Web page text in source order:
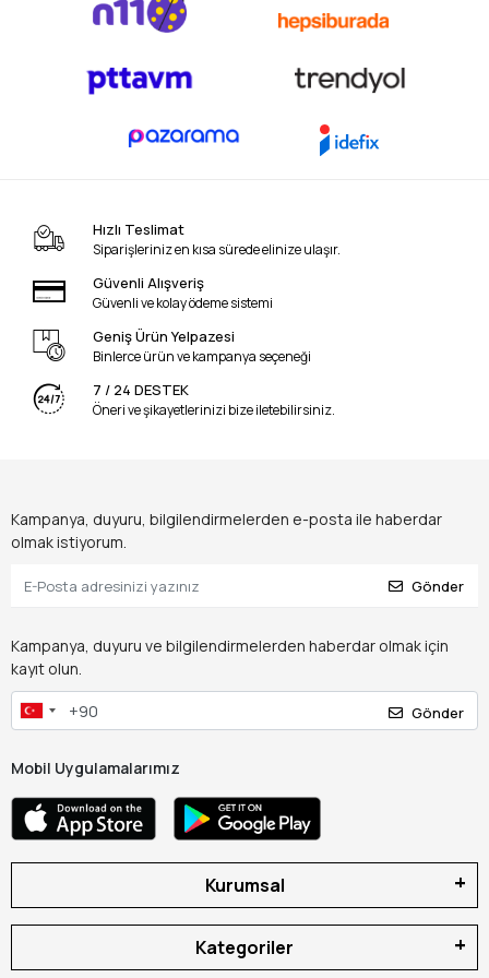
Hızlı Teslimat
Siparişleriniz en kısa sürede elinize ulaşır.
Güvenli Alışveriş
Güvenli ve kolay ödeme sistemi
Geniş Ürün Yelpazesi
Binlerce ürün ve kampanya seçeneği
7 / 24 DESTEK
Öneri ve şikayetlerinizi bize iletebilirsiniz.
Kampanya, duyuru, bilgilendirmelerden e-posta ile haberdar
olmak istiyorum.
Gönder
Kampanya, duyuru ve bilgilendirmelerden haberdar olmak için
kayıt olun.
Gönder
Mobil Uygulamalarımız
Kurumsal
Kategoriler